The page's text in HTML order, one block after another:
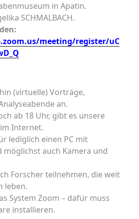
in Apatin.
SCHMALBACH.
meeting/register/uC
(virtuelle) Vorträge,
an.
ab 18 Uhr, gibt es unsere
Internet.
lediglich einen PC mit
möglichst auch Kamera und
Forscher teilnehmen, die weit
leben.
System Zoom – dafür muss
installieren.